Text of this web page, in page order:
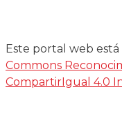
Este portal web está
Commons
CompartirIgual 4.0